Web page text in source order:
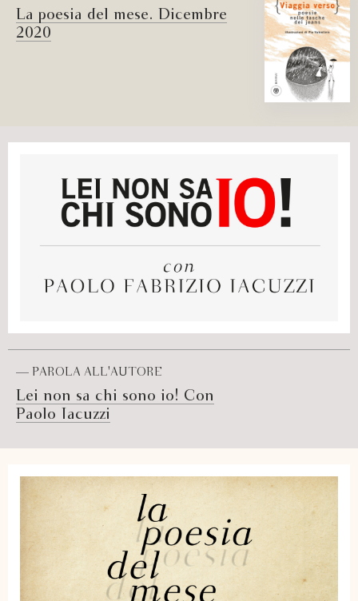
La poesia del mese. Dicembre
2020
— PAROLA ALL'AUTORE
Lei non sa chi sono io! Con
Paolo Iacuzzi